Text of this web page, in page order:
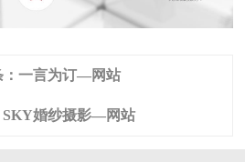
一言为订—网站
SKY婚纱摄影—网站